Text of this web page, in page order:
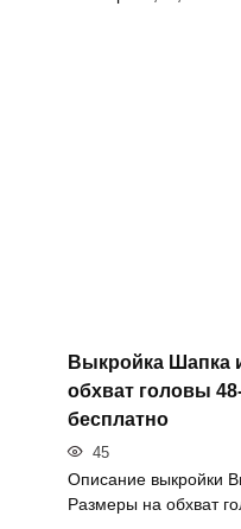
Выкройка Шапка
обхват головы
бесплатно
45
Описание выкройки
Размеры на обхват